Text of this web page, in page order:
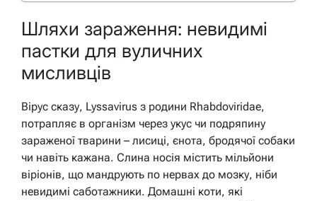
Шляхи зараження: невидимі
пастки для вуличних
мисливців
Вірус сказу, Lyssavirus з родини Rhabdoviridae,
потрапляє в організм через укус чи подряпину
зараженої тварини – лисиці, єнота, бродячої собаки
чи навіть кажана. Слина носія містить мільйони
віріонів, що мандрують по нервах до мозку, ніби
невидимі саботажники. Домашні коти, які